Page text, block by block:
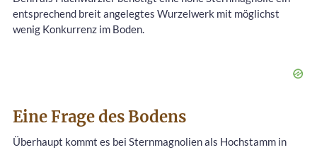
entsprechend breit angelegtes Wurzelwerk mit möglichst
wenig Konkurrenz im Boden.
Eine Frage des Bodens
Überhaupt kommt es bei Sternmagnolien als Hochstamm in